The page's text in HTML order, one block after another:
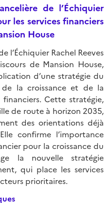
de l’Échiquier
les services financiers
House
l’Échiquier Rachel Reeves
de Mansion House,
d’une stratégie du
la croissance et de la
Cette stratégie,
de route à horizon 2035,
des orientations déjà
confirme l’importance
pour la croissance du
la nouvelle stratégie
qui place les services
prioritaires.